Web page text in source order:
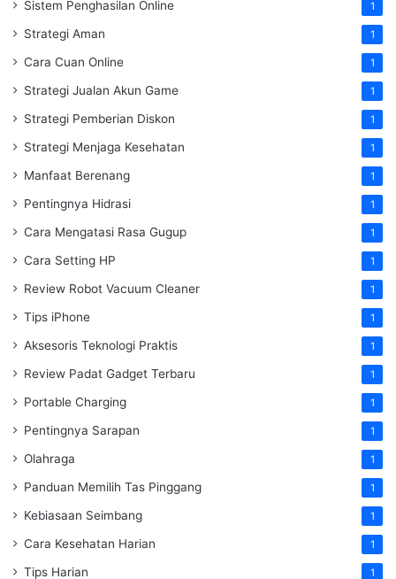
Sistem Penghasilan Online 1
Strategi Aman 1
Cara Cuan Online 1
Strategi Jualan Akun Game 1
Strategi Pemberian Diskon 1
Strategi Menjaga Kesehatan 1
Manfaat Berenang 1
Pentingnya Hidrasi 1
Cara Mengatasi Rasa Gugup 1
Cara Setting HP 1
Review Robot Vacuum Cleaner 1
Tips iPhone 1
Aksesoris Teknologi Praktis 1
Review Padat Gadget Terbaru 1
Portable Charging 1
Pentingnya Sarapan 1
Olahraga 1
Panduan Memilih Tas Pinggang 1
Kebiasaan Seimbang 1
Cara Kesehatan Harian 1
Tips Harian 1